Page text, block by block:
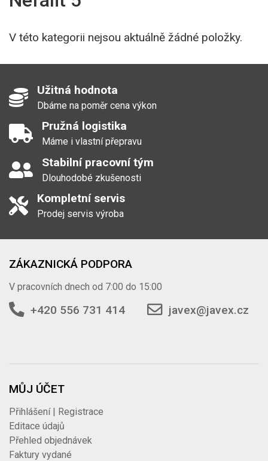
V této kategorii nejsou aktuálně žádné položky.
Užitná hodnota
Dbáme na poměr cena výkon
Pružná logistika
Máme i vlastní přepravu
Stabilní pracovní tým
Dlouhodobé zkušenosti
Kompletní servis
Prodej servis výroba
ZÁKAZNICKÁ PODPORA
V pracovních dnech od 7:00 do 15:00
+420 556 731 414 javex@javex.cz
MŮJ ÚČET
Přihlášení | Registrace
Editace údajů
Přehled objednávek
Faktury vydané